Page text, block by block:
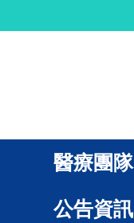
醫療團隊
公告資訊